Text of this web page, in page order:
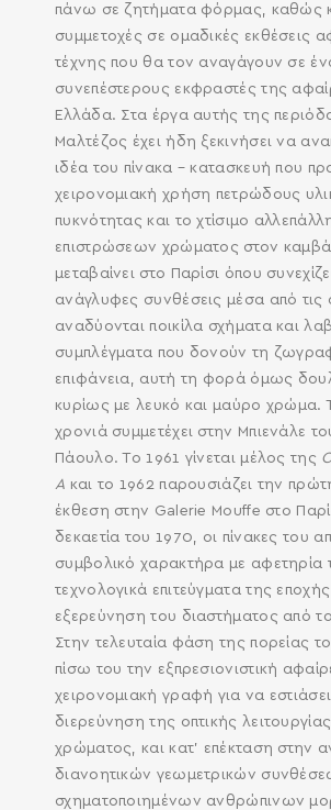
SEARCH AND PRESS ENTER
πάνω σε ζητήματα φόρμας, καθώς
συμμετοχές σε ομαδικές εκθέσεις
τέχνης που θα τον αναγάγουν σε
συνεπέστερους εκφραστές της
Ελλάδα. Στα έργα αυτής της
Μαλτέζος έχει ήδη ξεκινήσει να
ιδέα του πίνακα – κατασκευή που
χειρονομιακή χρήση πετρώδους
πυκνότητας και το χτίσιμο
επιστρώσεων χρώματος στον
μεταβαίνει στο Παρίσι όπου
ανάγλυφες συνθέσεις μέσα από τις
αναδύονται ποικίλα σχήματα και
συμπλέγματα που δονούν τη
επιφάνεια, αυτή τη φορά όμως
κυρίως με λευκό και μαύρο χρώμα.
χρονιά συμμετέχει στην Μπιενάλε
Πάουλο. Το 1961 γίνεται μέλος της
Α και το 1962 παρουσιάζει την
έκθεση στην Galerie Mouffe στο
δεκαετία του 1970, οι πίνακες του
συμβολικό χαρακτήρα με αφετηρία
τεχνολογικά επιτεύγματα της
εξερεύνηση του διαστήματος από
Στην τελευταία φάση της πορείας
πίσω του την εξπρεσιονιστική
χειρονομιακή γραφή για να
διερεύνηση της οπτικής
χρώματος, και κατ’ επέκταση στην
διανοητικών γεωμετρικών
σχηματοποιημένων ανθρώπινων